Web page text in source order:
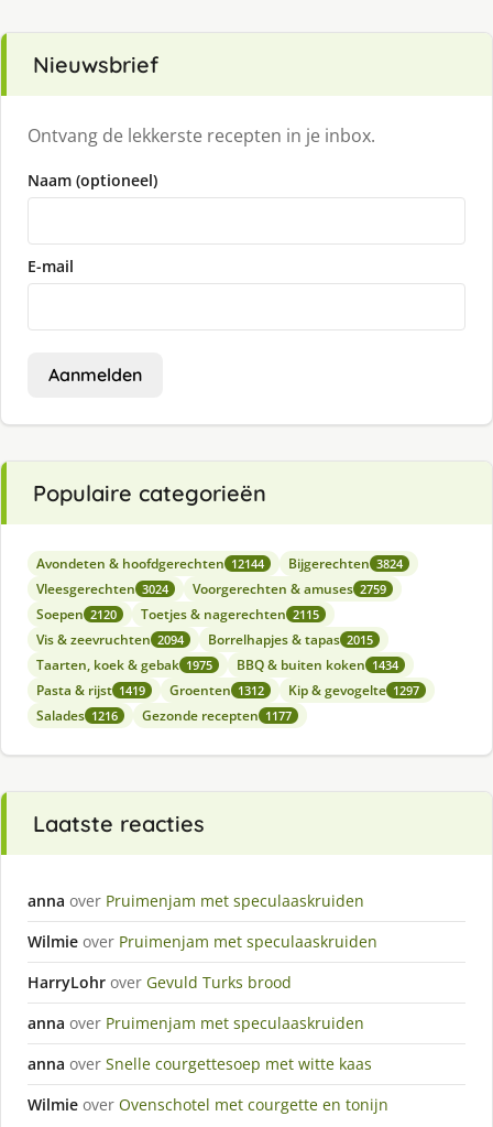
Nieuwsbrief
Ontvang de lekkerste recepten in je inbox.
Naam (optioneel)
E-mail
Aanmelden
Populaire categorieën
Avondeten & hoofdgerechten 12144 Bijgerechten 3824
Vleesgerechten 3024 Voorgerechten & amuses 2759
Soepen 2120 Toetjes & nagerechten 2115
Vis & zeevruchten 2094 Borrelhapjes & tapas 2015
Taarten, koek & gebak 1975 BBQ & buiten koken 1434
Pasta & rijst 1419 Groenten 1312 Kip & gevogelte 1297
Salades 1216 Gezonde recepten 1177
Laatste reacties
anna over Pruimenjam met speculaaskruiden
Wilmie over Pruimenjam met speculaaskruiden
HarryLohr over Gevuld Turks brood
anna over Pruimenjam met speculaaskruiden
anna over Snelle courgettesoep met witte kaas
Wilmie over Ovenschotel met courgette en tonijn